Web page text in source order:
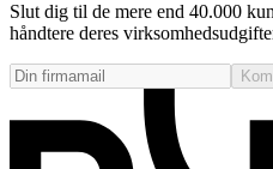
Slut dig til de mere end 40.000
håndtere deres